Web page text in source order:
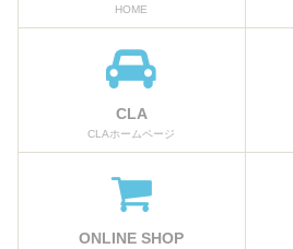
HOME
CLA
CLAホームページ
ONLINE SHOP